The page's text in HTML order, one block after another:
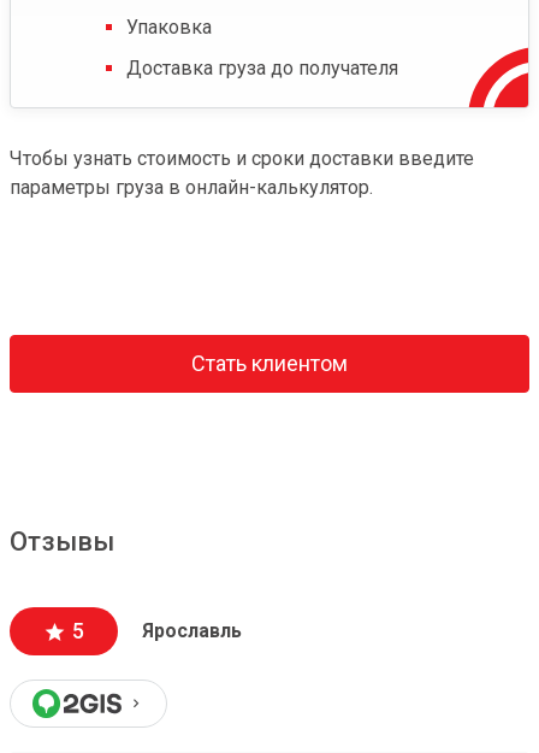
Упаковка
Доставка груза до получателя
Чтобы узнать стоимость и сроки доставки введите
параметры груза в онлайн-калькулятор.
Стать клиентом
Отзывы
5 Ярославль